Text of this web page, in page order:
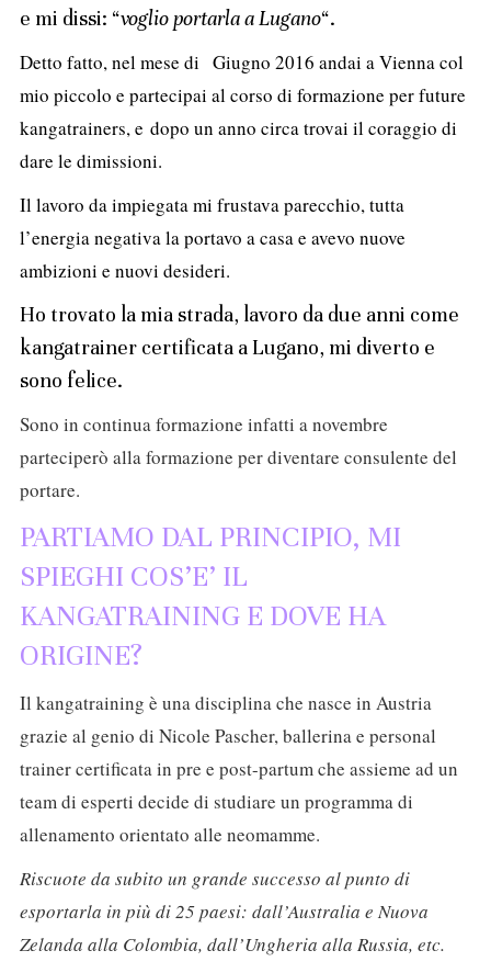
e mi dissi: “voglio portarla a Lugano“.
Detto fatto, nel mese di Giugno 2016 andai a Vienna col
mio piccolo e partecipai al corso di formazione per future
kangatrainers, e dopo un anno circa trovai il coraggio di
dare le dimissioni.
Il lavoro da impiegata mi frustava parecchio, tutta
l’energia negativa la portavo a casa e avevo nuove
ambizioni e nuovi desideri.
Ho trovato la mia strada, lavoro da due anni come
kangatrainer certificata a Lugano, mi diverto e
sono felice.
Sono in continua formazione infatti a novembre
parteciperò alla formazione per diventare consulente del
portare.
PARTIAMO DAL PRINCIPIO, MI
SPIEGHI COS’E’ IL
KANGATRAINING E DOVE HA
ORIGINE?
Il kangatraining è una disciplina che nasce in Austria
grazie al genio di Nicole Pascher, ballerina e personal
trainer certificata in pre e post-partum che assieme ad un
team di esperti decide di studiare un programma di
allenamento orientato alle neomamme.
Riscuote da subito un grande successo al punto di
esportarla in più di 25 paesi: dall’Australia e Nuova
Zelanda alla Colombia, dall’Ungheria alla Russia, etc.